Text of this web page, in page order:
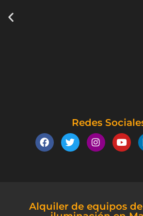
Redes
Alquiler de equipos